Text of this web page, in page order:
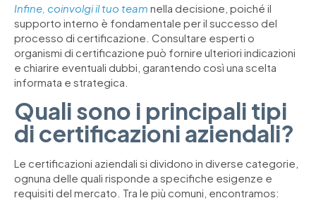
Infine, coinvolgi il tuo team nella decisione, poiché il
supporto interno è fondamentale per il successo del
processo di certificazione. Consultare esperti o
organismi di certificazione può fornire ulteriori indicazioni
e chiarire eventuali dubbi, garantendo così una scelta
informata e strategica.
Quali sono i principali tipi
di certificazioni aziendali?
Le certificazioni aziendali si dividono in diverse categorie,
ognuna delle quali risponde a specifiche esigenze e
requisiti del mercato. Tra le più comuni, encontramos: